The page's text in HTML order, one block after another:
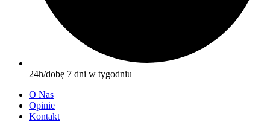
24h/dobę 7 dni w tygodniu
O Nas
Opinie
Kontakt